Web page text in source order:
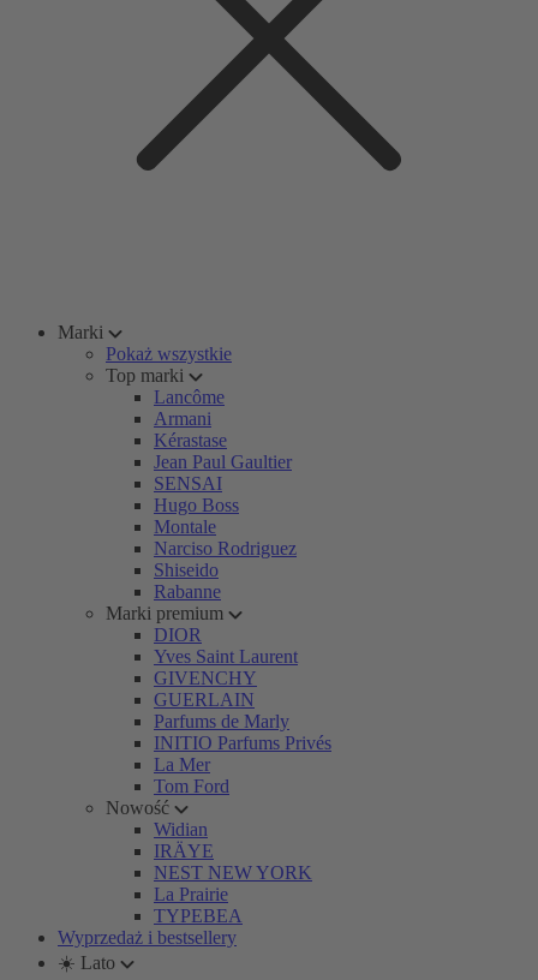
Marki
Pokaż wszystkie
Top marki
Lancôme
Armani
Kérastase
Jean Paul Gaultier
SENSAI
Hugo Boss
Montale
Narciso Rodriguez
Shiseido
Rabanne
Marki premium
DIOR
Yves Saint Laurent
GIVENCHY
GUERLAIN
Parfums de Marly
INITIO Parfums Privés
La Mer
Tom Ford
Nowość
Widian
IRÄYE
NEST NEW YORK
La Prairie
TYPEBEA
Wyprzedaż i bestsellery
☀️ Lato